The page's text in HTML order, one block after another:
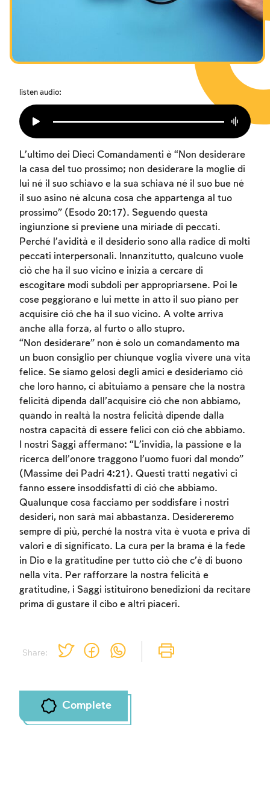
I digiuni commemorativi della distruzione del Tempio
listen audio:
Share:
L’ultimo dei Dieci Comandamenti è “Non desiderare
la casa del tuo prossimo; non desiderare la moglie di
lui né il suo schiavo e la sua schiava né il suo bue né
il suo asino né alcuna cosa che appartenga al tuo
prossimo” (Esodo 20:17). Seguendo questa
ingiunzione si previene una miriade di peccati.
Perché l’avidità e il desiderio sono alla radice di molti
peccati interpersonali. Innanzitutto, qualcuno vuole
ciò che ha il suo vicino e inizia a cercare di
escogitare modi subdoli per appropriarsene. Poi le
cose peggiorano e lui mette in atto il suo piano per
acquisire ciò che ha il suo vicino. A volte arriva
anche alla forza, al furto o allo stupro.
“Non desiderare” non è solo un comandamento ma
un buon consiglio per chiunque voglia vivere una vita
felice. Se siamo gelosi degli amici e desideriamo ciò
che loro hanno, ci abituiamo a pensare che la nostra
felicità dipenda dall’acquisire ciò che non abbiamo,
quando in realtà la nostra felicità dipende dalla
nostra capacità di essere felici con ciò che abbiamo.
I nostri Saggi affermano: “L’invidia, la passione e la
ricerca dell’onore traggono l’uomo fuori dal mondo”
(Massime dei Padri 4:21). Questi tratti negativi ci
fanno essere insoddisfatti di ciò che abbiamo.
Qualunque cosa facciamo per soddisfare i nostri
desideri, non sarà mai abbastanza. Desidereremo
sempre di più, perché la nostra vita è vuota e priva di
valori e di significato. La cura per la brama è la fede
in Dio e la gratitudine per tutto ciò che c’è di buono
nella vita. Per rafforzare la nostra felicità e
gratitudine, i Saggi istituirono benedizioni da recitare
prima di gustare il cibo e altri piaceri.
Complete
Account required
To mark concepts as learned, you'll need
to create an account or log in.
Sign up Login